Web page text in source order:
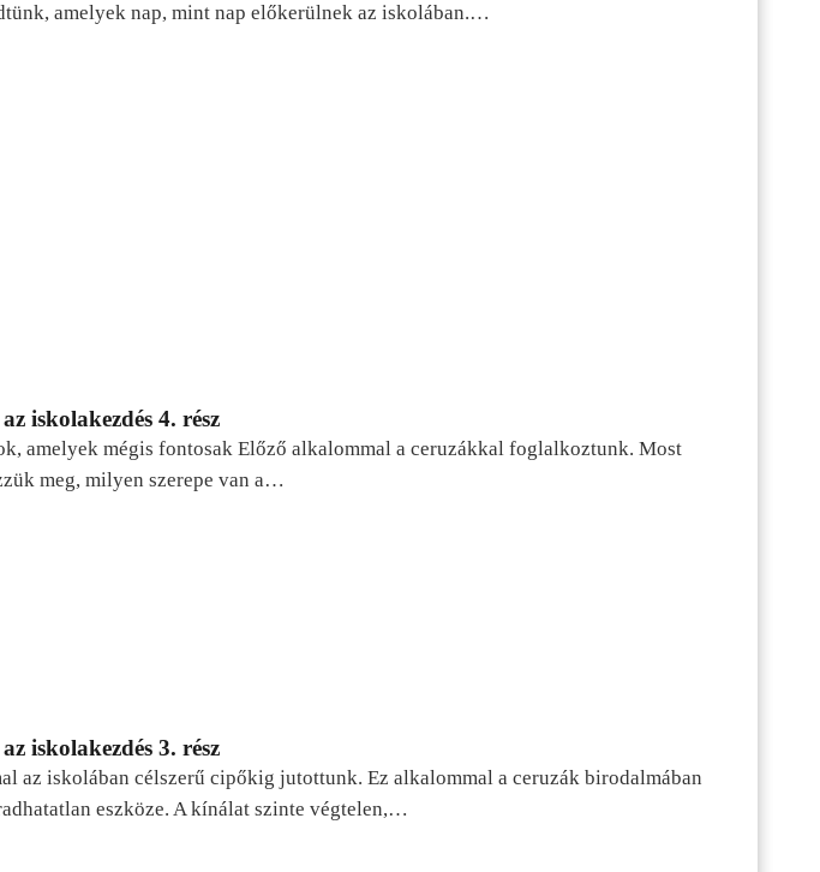
amelyek nap, mint nap előkerülnek az iskolában.…
iskolakezdés 4. rész
amelyek mégis fontosak Előző alkalommal a ceruzákkal foglalkoztunk. Most
meg, milyen szerepe van a…
iskolakezdés 3. rész
az iskolában célszerű cipőkig jutottunk. Ez alkalommal a ceruzák birodalmában
eszköze. A kínálat szinte végtelen,…